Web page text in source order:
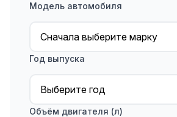
Модель автомобиля
Год выпуска
Объём двигателя (л)